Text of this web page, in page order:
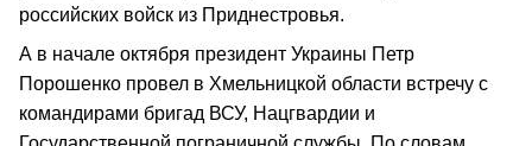
российских войск из Приднестровья.
А в начале октября президент Украины Петр
Порошенко провел в Хмельницкой области встречу с
командирами бригад ВСУ, Нацгвардии и